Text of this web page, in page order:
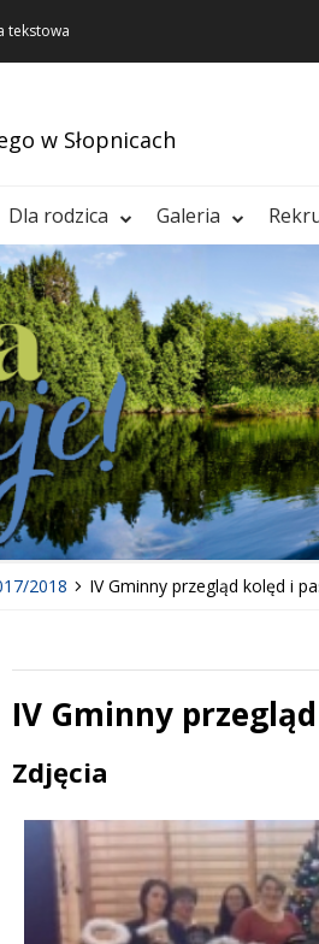
tekstowa
w Słopnicach
Dla rodzica Galeria
2018 IV Gminny przegląd kolęd i
IV Gminny
Treść
Zdjęcia